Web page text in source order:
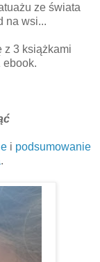
ze świata
na wsi...
z 3 książkami
ebook.
i podsumowanie
.